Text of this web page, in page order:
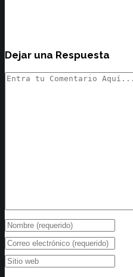
Dejar una Respuesta